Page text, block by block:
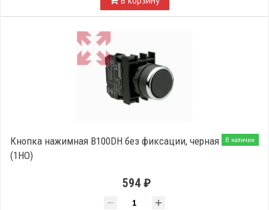
В наличии
Кнопка нажимная B100DH без фиксации, черная
(1НО)
594 ₽